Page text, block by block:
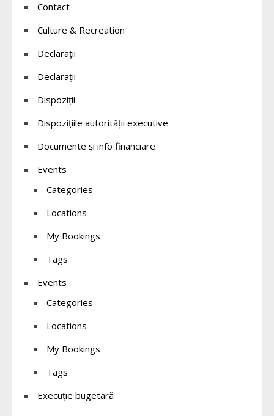
Contact
Culture & Recreation
Declaraţii
Declarații
Dispoziții
Dispozițiile autorității executive
Documente și info financiare
Events
Categories
Locations
My Bookings
Tags
Events
Categories
Locations
My Bookings
Tags
Execuție bugetară